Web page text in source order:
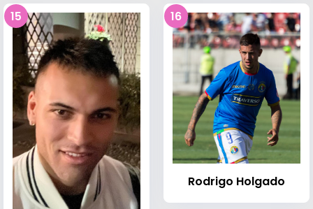
15 16
Rodrigo Holgado